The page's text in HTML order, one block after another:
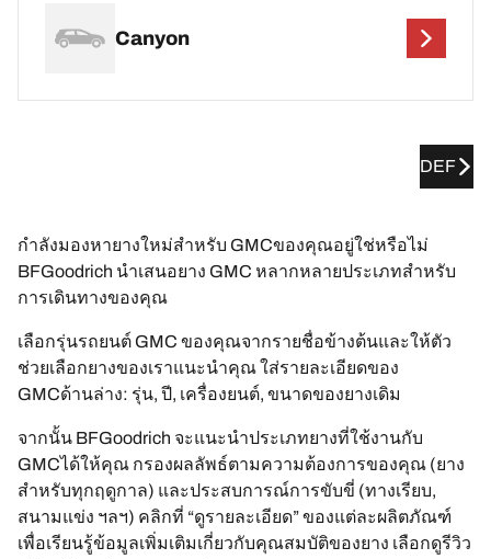
Canyon
DEF
กำลังมองหายางใหม่สำหรับ GMCของคุณอยู่ใช่หรือไม่
BFGoodrich นำเสนอยาง GMC หลากหลายประเภทสำหรับ
การเดินทางของคุณ
เลือกรุ่นรถยนต์ GMC ของคุณจากรายชื่อข้างต้นและให้ตัว
ช่วยเลือกยางของเราแนะนำคุณ ใส่รายละเอียดของ
GMCด้านล่าง: รุ่น, ปี, เครื่องยนต์, ขนาดของยางเดิม
จากนั้น BFGoodrich จะแนะนำประเภทยางที่ใช้งานกับ
GMCได้ให้คุณ กรองผลลัพธ์ตามความต้องการของคุณ (ยาง
สำหรับทุกฤดูกาล) และประสบการณ์การขับขี่ (ทางเรียบ,
สนามแข่ง ฯลฯ) คลิกที่ “ดูรายละเอียด” ของแต่ละผลิตภัณฑ์
เพื่อเรียนรู้ข้อมูลเพิ่มเติมเกี่ยวกับคุณสมบัติของยาง เลือกดูรีวิว